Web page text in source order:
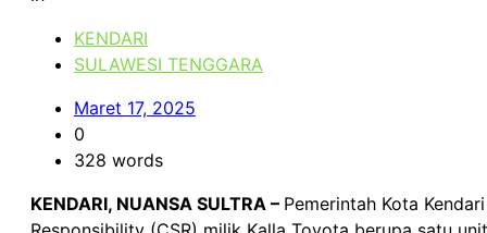
KENDARI
SULAWESI TENGGARA
Maret 17, 2025
0
328 words
KENDARI, NUANSA SULTRA – Pemerintah Kota